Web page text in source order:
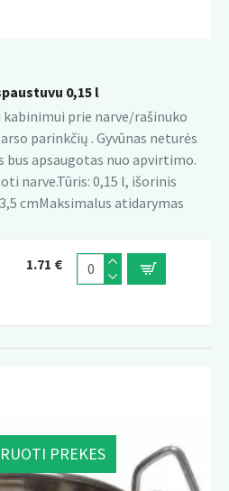
0,15 l
kabinimui prie narve/rašinuko
parinkčių . Gyvūnas neturės
apsaugotas nuo apvirtimo.
narve.Tūris: 0,15 l, išorinis
cmMaksimalus atidarymas
1.71 €
PREKES